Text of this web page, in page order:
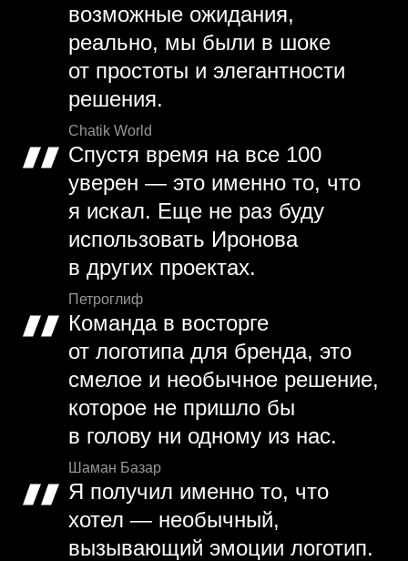
возможные ожидания,
реально, мы были в шоке
от простоты и элегантности
решения.
Chatik World
Спустя время на все 100
уверен — это именно то, что
я искал. Еще не раз буду
использовать Иронова
в других проектах.
Петроглиф
Команда в восторге
от логотипа для бренда, это
смелое и необычное решение,
которое не пришло бы
в голову ни одному из нас.
Шаман Базар
Я получил именно то, что
хотел — необычный,
вызывающий эмоции логотип.